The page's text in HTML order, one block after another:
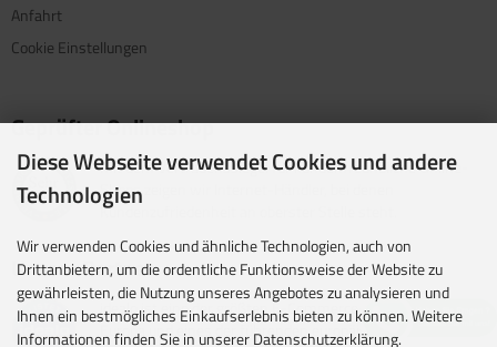
Anfahrt
Cookie Einstellungen
Geprüfter Onlineshop
Mit dem Vertrauenssiegel für kundenfreundliche Online-
Shops zeigen wir Internet-Händler, bei denen
Kundenzufriedenheit an oberster Stelle steht.
Unsere Partner
idealo ist eine der größten E-Commerce-Websites in
Europa und eines der führenden europäischen Online-
Diese Webseite verwendet Cookies und andere
Technologien
Wir verwenden Cookies und ähnliche Technologien, auch von
Drittanbietern, um die ordentliche Funktionsweise der Website zu
gewährleisten, die Nutzung unseres Angebotes zu analysieren und
Ihnen ein bestmögliches Einkaufserlebnis bieten zu können. Weitere
Informationen finden Sie in unserer Datenschutzerklärung.